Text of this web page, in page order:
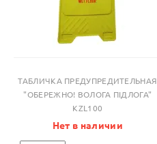
Купить в один клик
ТАБЛИЧКА ПРЕДУПРЕДИТЕЛЬНАЯ
"ОБЕРЕЖНО! ВОЛОГА ПІДЛОГА"
KZL100
Нет в наличии